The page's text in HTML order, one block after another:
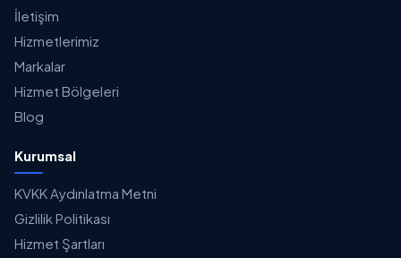
İletişim
Hizmetlerimiz
Markalar
Hizmet Bölgeleri
Blog
Kurumsal
KVKK Aydınlatma Metni
Gizlilik Politikası
Hizmet Şartları